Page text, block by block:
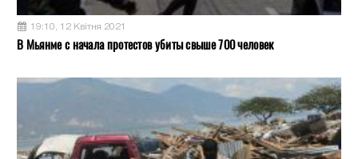
19:10, 12 Квітня 2021
В Мьянме с начала протестов убиты свыше 700 человек